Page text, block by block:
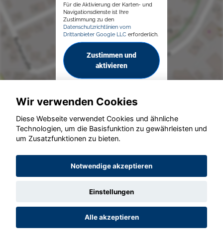
Für die Aktivierung der Karten- und
Navigationsdienste ist Ihre
Zustimmung zu den
Datenschutzrichtlinien vom
Drittanbieter Google LLC erforderlich.
Zustimmen und
aktivieren
© konjunkturmotor.de GmbH 2020 - 2026
Wir verwenden Cookies
Diese Webseite verwendet Cookies und ähnliche
Technologien, um die Basisfunktion zu gewährleisten und
um Zusatzfunktionen zu bieten.
Notwendige akzeptieren
Einstellungen
Alle akzeptieren